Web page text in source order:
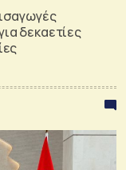
δεκαετίες